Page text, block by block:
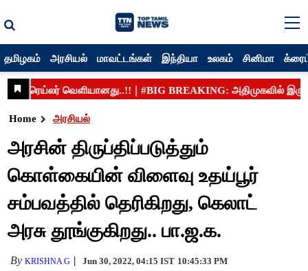
தமிழகம் அரசியல் மாவட்டங்கள் இந்தியா உலகம் சினிமா
Home அரசியல்
அரசின் திருப்திப்படுத்தும்
கொள்கையின் விளைவு உதய்பூர்
சம்பவத்தில் தெரிகிறது, கெலாட்
அரசு தூங்குகிறது.. பா.ஜ.க.
ByKRISHNA G Jun 30, 2022, 04:15 IST 10:45:33 PM